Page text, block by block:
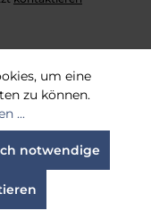
3-4 Werktage
um eine
zu können.
...
notwendige